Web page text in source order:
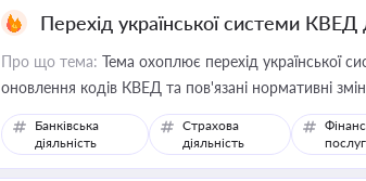
Перехід української системи КВЕД
Про що тема: Тема охоплює перехід української
оновлення кодів КВЕД та пов'язані нормативні
Банківська
діяльність
Страхова
діяльність